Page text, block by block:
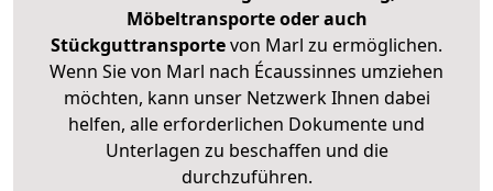
Möbeltransporte oder auch
Stückguttransportevon Marl zu ermöglichen.
Wenn Sie von Marl nach Écaussinnes umziehen
möchten, kann unser Netzwerk Ihnen dabei
helfen, alle erforderlichen Dokumente und
Unterlagen zu beschaffen und die
durchzuführen.